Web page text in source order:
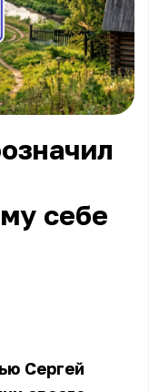
себе
Сергей